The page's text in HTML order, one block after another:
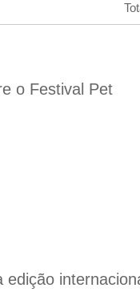
o Festival Pet